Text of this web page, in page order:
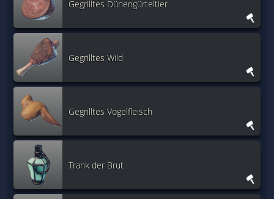
Gegrilltes Dünengürteltier
Gegrilltes Wild
Gegrilltes Vogelfleisch
Trank der Brut